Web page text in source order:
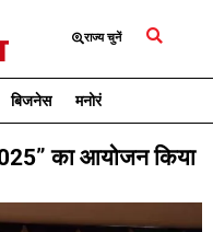
राज्य चुनें
बिजनेस मनोरंजन
का आयोजन किया